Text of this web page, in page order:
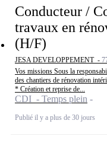
Conducteur /
travaux en
(H/F)
JESA DEVELOPPEMENT -
Vos missions Sous la
des chantiers de rénovation
* Création et reprise de...
CDI - Temps plein
Publié il y a plus de 30 jours